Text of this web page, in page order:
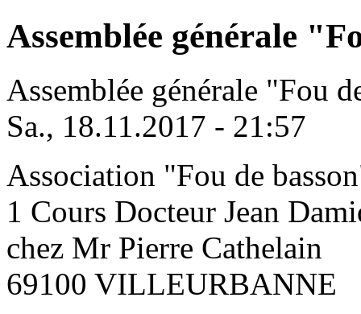
Assemblée générale
Assemblée générale "Fou
Sa., 18.11.2017 - 21:57
Association "Fou de
1 Cours Docteur Jean
chez Mr Pierre Cathelain
69100 VILLEURBANNE